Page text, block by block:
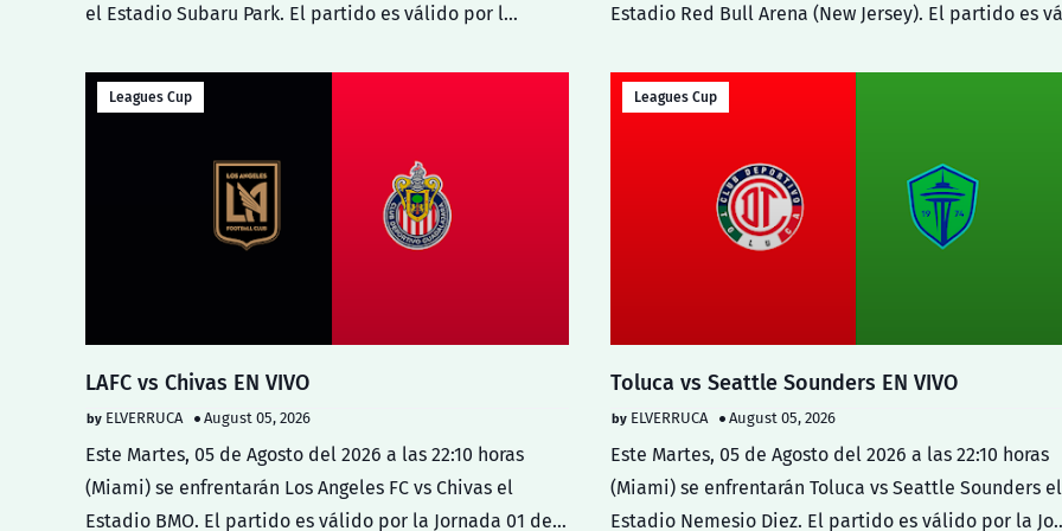
el Estadio Subaru Park. El partido es válido por l…
Estadio Red Bull Arena (New Jersey). El partido es
Leagues Cup
LAFC vs Chivas EN VIVO
ELVERRUCA August 05, 2026
Este Martes, 05 de Agosto del 2026 a las 22:10 horas
(Miami) se enfrentarán Los Angeles FC vs Chivas el
Estadio BMO. El partido es válido por la Jornada 01 de…
Leagues Cup
Toluca vs Seattle Sounders EN VIVO
ELVERRUCA August 05, 2026
Este Martes, 05 de Agosto del 2026 a las 22:10 horas
(Miami) se enfrentarán Toluca vs Seattle Sounders el
Estadio Nemesio Diez. El partido es válido por la